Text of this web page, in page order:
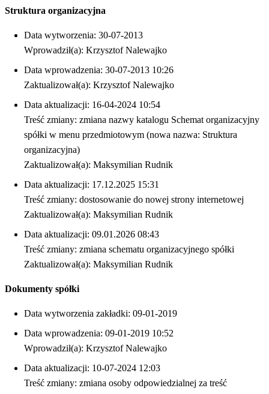
Struktura organizacyjna
Data wytworzenia: 30-07-2013
Wprowadził(a): Krzysztof Nalewajko
Data wprowadzenia: 30-07-2013 10:26
Zaktualizował(a): Krzysztof Nalewajko
Data aktualizacji: 16-04-2024 10:54
Treść zmiany: zmiana nazwy katalogu Schemat organizacyjny
spółki w menu przedmiotowym (nowa nazwa: Struktura
organizacyjna)
Zaktualizował(a): Maksymilian Rudnik
Data aktualizacji: 17.12.2025 15:31
Treść zmiany: dostosowanie do nowej strony internetowej
Zaktualizował(a): Maksymilian Rudnik
Data aktualizacji: 09.01.2026 08:43
Treść zmiany: zmiana schematu organizacyjnego spółki
Zaktualizował(a): Maksymilian Rudnik
Dokumenty spółki
Data wytworzenia zakładki: 09-01-2019
Data wprowadzenia: 09-01-2019 10:52
Wprowadził(a): Krzysztof Nalewajko
Data aktualizacji: 10-07-2024 12:03
Treść zmiany: zmiana osoby odpowiedzialnej za treść